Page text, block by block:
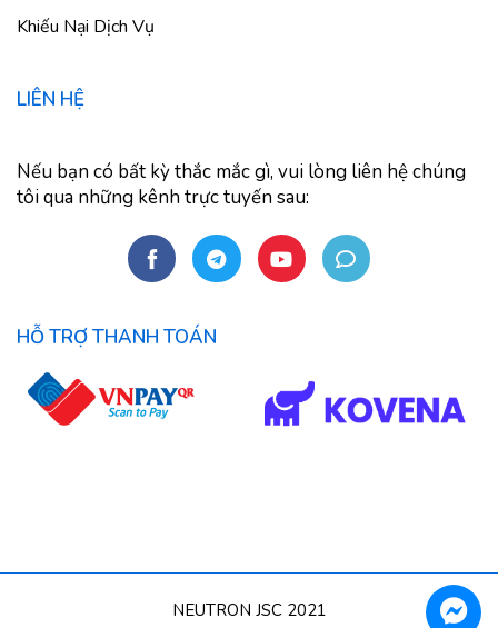
Khiếu Nại Dịch Vụ
LIÊN HỆ
Nếu bạn có bất kỳ thắc mắc gì, vui lòng liên hệ chúng
tôi qua những kênh trực tuyến sau:
HỖ TRỢ THANH TOÁN
NEUTRON JSC 2021